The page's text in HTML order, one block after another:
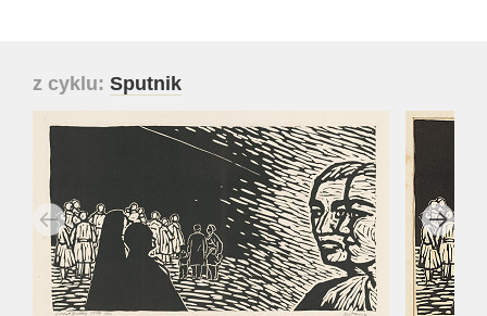
z cyklu: Sputnik